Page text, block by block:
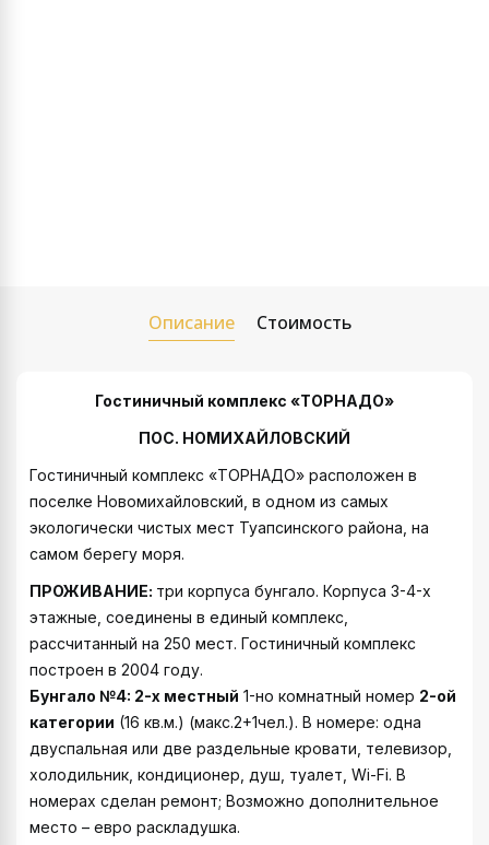
Описание Стоимость
Гостиничный комплекс «ТОРНАДО»
ПОС. НОМИХАЙЛОВСКИЙ
Гостиничный комплекс «ТОРНАДО» расположен в
поселке Новомихайловский, в одном из самых
экологически чистых мест Туапсинского района, на
самом берегу моря.
ПРОЖИВАНИЕ: три корпуса бунгало. Корпуса 3-4-х
этажные, соединены в единый комплекс,
рассчитанный на 250 мест. Гостиничный комплекс
построен в 2004 году.
Бунгало №4: 2-х местный 1-но комнатный номер 2-ой
категории (16 кв.м.) (макс.2+1чел.). В номере: одна
двуспальная или две раздельные кровати, телевизор,
холодильник, кондиционер, душ, туалет, Wi-Fi. В
номерах сделан ремонт; Возможно дополнительное
место – евро раскладушка.